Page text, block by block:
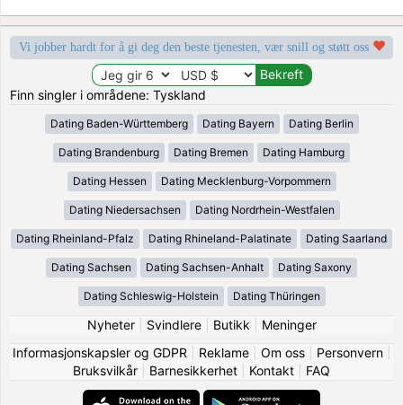
Vi jobber hardt for å gi deg den beste tjenesten, vær snill og støtt oss
Finn singler i områdene: Tyskland
Dating Baden-Württemberg Dating Bayern Dating Berlin
Dating Brandenburg Dating Bremen Dating Hamburg
Dating Hessen Dating Mecklenburg-Vorpommern
Dating Niedersachsen Dating Nordrhein-Westfalen
Dating Rheinland-Pfalz Dating Rhineland-Palatinate Dating Saarland
Dating Sachsen Dating Sachsen-Anhalt Dating Saxony
Dating Schleswig-Holstein Dating Thüringen
Nyheter| Svindlere| Butikk
Meninger
Informasjonskapsler og GDPR
Reklame| Om oss| Personvern|
Bruksvilkår
Barnesikkerhet Kontakt FAQ